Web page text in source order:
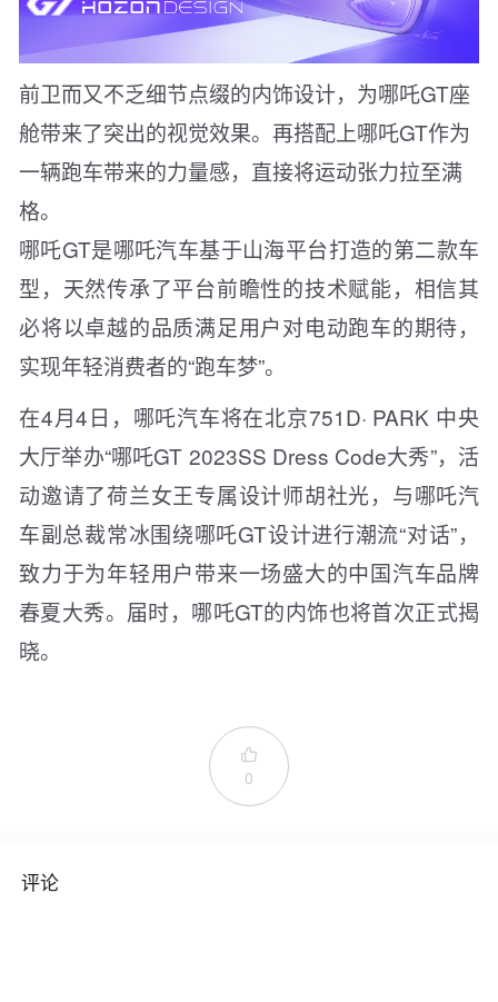
前卫而又不乏细节点缀的内饰设计，为哪吒GT座
舱带来了突出的视觉效果。再搭配上哪吒GT作为
一辆跑车带来的力量感，直接将运动张力拉至满
格。
哪吒GT是哪吒汽车基于山海平台打造的第二款车
型，天然传承了平台前瞻性的技术赋能，相信其
必将以卓越的品质满足用户对电动跑车的期待，
实现年轻消费者的“跑车梦”。
在4月4日，哪吒汽车将在北京751D· PARK 中央
大厅举办“哪吒GT 2023SS Dress Code大秀”，活
动邀请了荷兰女王专属设计师胡社光，与哪吒汽
车副总裁常冰围绕哪吒GT设计进行潮流“对话”，
致力于为年轻用户带来一场盛大的中国汽车品牌
春夏大秀。届时，哪吒GT的内饰也将首次正式揭
晓。

0
评论